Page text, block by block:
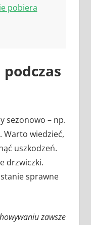
pobiera
podczas
sezonowo – np.
Warto wiedzieć,
uszkodzeń.
drzwiczki.
sprawne
zawsze